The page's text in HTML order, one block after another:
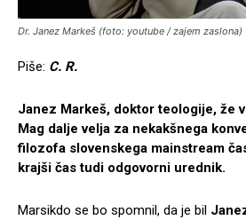
Dr. Janez Markeš (foto: youtube / zajem zaslona)
Piše: C. R.
Janez Markeš, doktor teologije, že
Mag dalje velja za nekakšnega
filozofa slovenskega mainstream
krajši čas tudi odgovorni urednik.
Marsikdo se bo spomnil, da je bil